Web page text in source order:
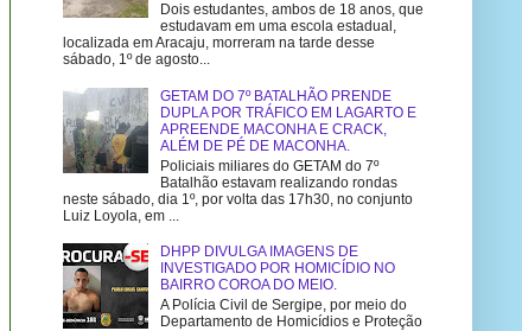
Dois estudantes, ambos de 18 anos, que
estudavam em uma escola estadual,
localizada em Aracaju, morreram na tarde desse
sábado, 1º de agosto...
GETAM DO 7º BATALHÃO PRENDE
DUPLA POR TRÁFICO EM LAGARTO E
APREENDE MACONHA E CRACK,
ALÉM DE PÉ DE MACONHA.
Policiais miliares do GETAM do 7º
Batalhão estavam realizando rondas
neste sábado, dia 1º, por volta das 17h30, no conjunto
Luiz Loyola, em ...
DHPP DIVULGA IMAGENS DE
INVESTIGADO POR HOMICÍDIO NO
BAIRRO COROA DO MEIO.
A Polícia Civil de Sergipe, por meio do
Departamento de Homicídios e Proteção